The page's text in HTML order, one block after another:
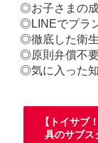
◎お子さまの
◎LINEでプラ
◎徹底した衛
◎原則弁償不
◎気に入った
【トイサブ
具のサブス